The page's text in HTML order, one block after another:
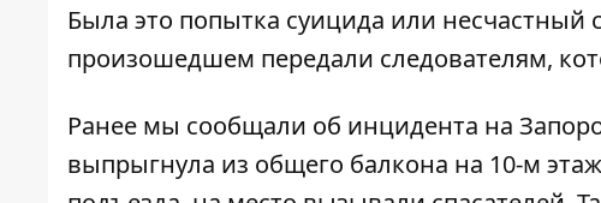
Была это попытка суицида или
произошедшем передали следователям,
Ранее мы сообщали об инцидента на
выпрыгнула из общего балкона на 10-м